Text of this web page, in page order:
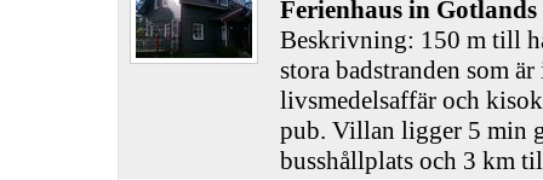
Ferienhaus in
Beskrivning: 150 m till
stora badstranden som
livsmedelsaffär och
pub. Villan ligger 5 min
busshållplats och 3 km